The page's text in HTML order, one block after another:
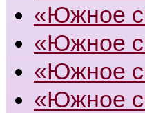
«Южное
«Южное
«Южное
«Южное